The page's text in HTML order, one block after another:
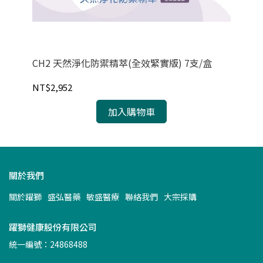
CH2 天然淨化防禦精萃(全效緊實版) 7支/盒
NT$2,952
加入購物車
關於我們
關於躍獅 盛弘醫藥 敏盛醫療 聯絡我們 大宗採購
躍獅健康股份有限公司
統一編號：24868488